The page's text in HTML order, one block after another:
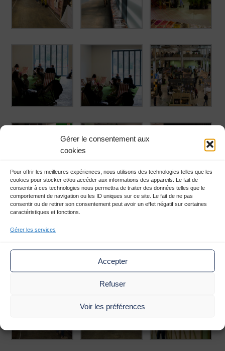
Gérer le consentement aux
cookies
Pour offrir les meilleures expériences, nous utilisons des technologies telles que les
cookies pour stocker et/ou accéder aux informations des appareils. Le fait de
consentir à ces technologies nous permettra de traiter des données telles que le
comportement de navigation ou les ID uniques sur ce site. Le fait de ne pas
consentir ou de retirer son consentement peut avoir un effet négatif sur certaines
caractéristiques et fonctions.
Gérer les services
Accepter
Refuser
Voir les préférences